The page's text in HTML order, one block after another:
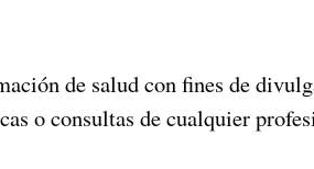
de salud con fines de
o consultas de cualquier